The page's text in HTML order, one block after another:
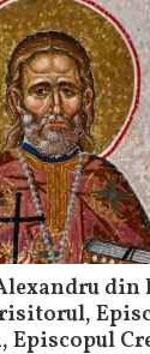
din
Episcopul